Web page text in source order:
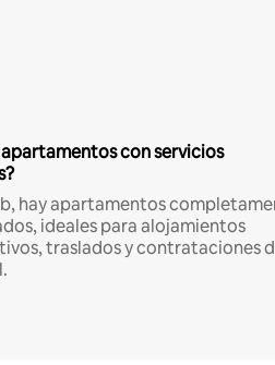
apartamentos con servicios
hay apartamentos
ideales para alojamientos
traslados y contrataciones